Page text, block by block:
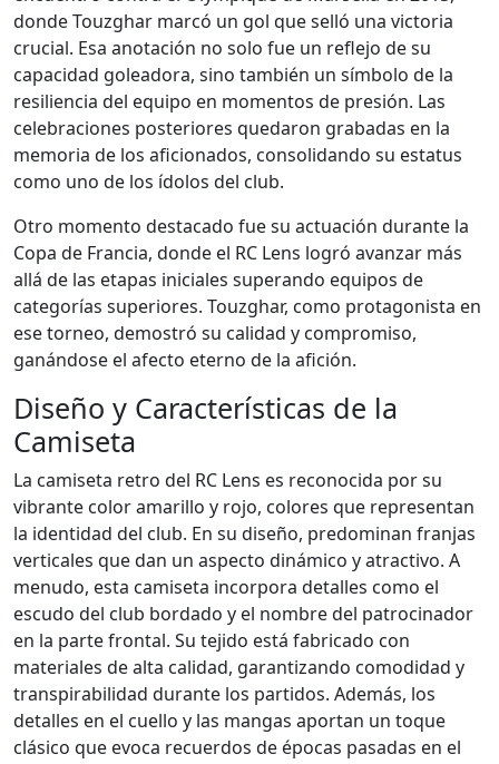
donde Touzghar marcó un gol que selló una victoria
crucial. Esa anotación no solo fue un reflejo de su
capacidad goleadora, sino también un símbolo de la
resiliencia del equipo en momentos de presión. Las
celebraciones posteriores quedaron grabadas en la
memoria de los aficionados, consolidando su estatus
como uno de los ídolos del club.
Otro momento destacado fue su actuación durante la
Copa de Francia, donde el RC Lens logró avanzar más
allá de las etapas iniciales superando equipos de
categorías superiores. Touzghar, como protagonista en
ese torneo, demostró su calidad y compromiso,
ganándose el afecto eterno de la afición.
Diseño y Características de la
Camiseta
La camiseta retro del RC Lens es reconocida por su
vibrante color amarillo y rojo, colores que representan
la identidad del club. En su diseño, predominan franjas
verticales que dan un aspecto dinámico y atractivo. A
menudo, esta camiseta incorpora detalles como el
escudo del club bordado y el nombre del patrocinador
en la parte frontal. Su tejido está fabricado con
materiales de alta calidad, garantizando comodidad y
transpirabilidad durante los partidos. Además, los
detalles en el cuello y las mangas aportan un toque
clásico que evoca recuerdos de épocas pasadas en el